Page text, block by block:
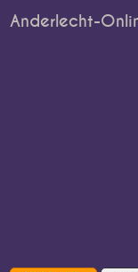
Anderlecht-